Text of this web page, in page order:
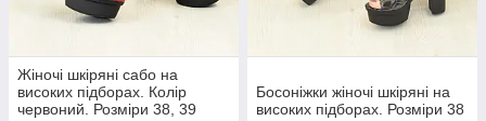
Жіночі шкіряні сабо на
високих підборах. Колір
червоний. Розміри 38, 39
Босоніжки жіночі шкіряні на
високих підборах. Розміри 38